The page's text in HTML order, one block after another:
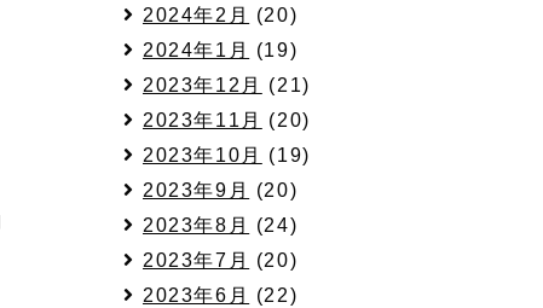
2024年2月
(20)
2024年1月
(19)
2023年12月
(21)
2023年11月
(20)
2023年10月
(19)
2023年9月
(20)
2023年8月
(24)
2023年7月
(20)
2023年6月
(22)